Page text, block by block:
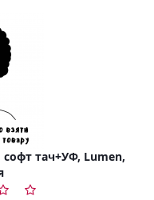
тач+УФ, Lumen,